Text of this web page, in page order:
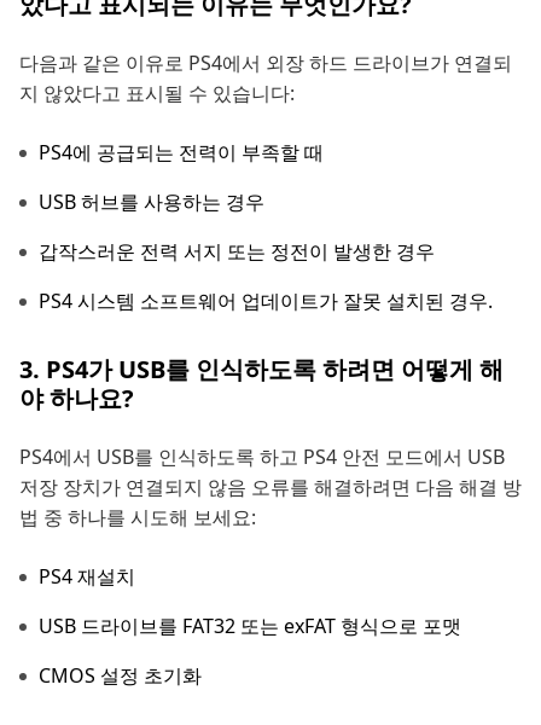
다음과 같은 이유로 PS4에서 외장 하드 드라이브가 연결되
지 않았다고 표시될 수 있습니다:
PS4에 공급되는 전력이 부족할 때
USB 허브를 사용하는 경우
갑작스러운 전력 서지 또는 정전이 발생한 경우
PS4 시스템 소프트웨어 업데이트가 잘못 설치된 경우.
3. PS4가 USB를 인식하도록 하려면 어떻게 해
야 하나요?
PS4에서 USB를 인식하도록 하고 PS4 안전 모드에서 USB
저장 장치가 연결되지 않음 오류를 해결하려면 다음 해결 방
법 중 하나를 시도해 보세요:
PS4 재설치
USB 드라이브를 FAT32 또는 exFAT 형식으로 포맷
CMOS 설정 초기화